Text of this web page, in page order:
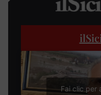
Fai clic per